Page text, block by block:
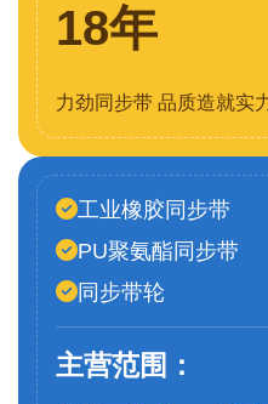
18年
力劲同步带 品质造就实
工业橡胶同步带
PU聚氨酯同步带
同步带轮
主营范围：